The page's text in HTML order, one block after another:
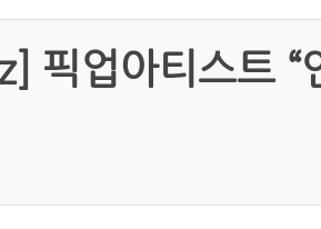
픽업아티스트 “